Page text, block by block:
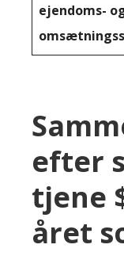
ejendoms-
efter
tjene
året